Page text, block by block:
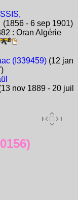
- 6 sep 1901)
: Oran Algérie
(I339459)(12 jan
nov 1889 - 20 juil